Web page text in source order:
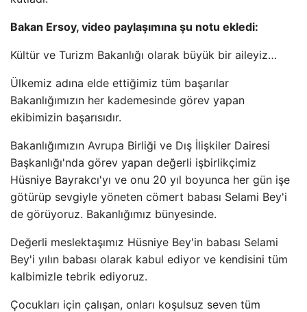
Bakan Ersoy, video paylaşımına şu notu ekledi:
Kültür ve Turizm Bakanlığı olarak büyük bir aileyiz…
Ülkemiz adına elde ettiğimiz tüm başarılar
Bakanlığımızın her kademesinde görev yapan
ekibimizin başarısıdır.
Bakanlığımızın Avrupa Birliği ve Dış İlişkiler Dairesi
Başkanlığı'nda görev yapan değerli işbirlikçimiz
Hüsniye Bayrakcı'yı ve onu 20 yıl boyunca her gün işe
götürüp sevgiyle yöneten cömert babası Selami Bey'i
de görüyoruz. Bakanlığımız bünyesinde.
Değerli meslektaşımız Hüsniye Bey'in babası Selami
Bey'i yılın babası olarak kabul ediyor ve kendisini tüm
kalbimizle tebrik ediyoruz.
Çocukları için çalışan, onları koşulsuz seven tüm